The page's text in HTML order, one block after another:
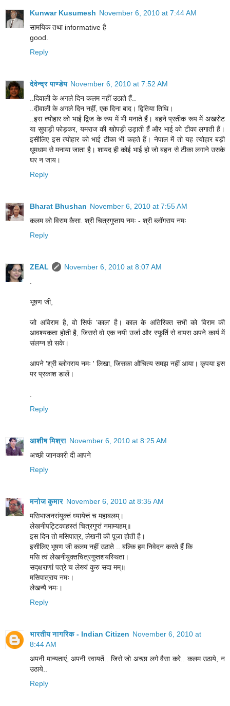
Kunwar Kusumesh November 6, 2010 at 7:44 AM
सामयिक तथा informative है
good.
Reply
देवेन्द्र पाण्डेय November 6, 2010 at 7:52 AM
..दिवाली के अगले दिन कलम नहीं उठाते हैं..
..दीवाली के अगले दिन नहीं, एक दिना बाद। द्वितिया तिथि।
..इस त्योहार को भाई द्विज के रूप में भी मनाते हैं। बहने प्रतीक रूप में अखरोट
या सुपाड़ी फोड़कर, यमराज की खोपड़ी उड़ाती हैं और भाई को टीका लगाती हैं।
इसीलिए इस त्योहार को भाई टीका भी कहते हैं। नेपाल में तो यह त्योहार बड़ी
धूमधाम से मनाया जाता है। शायद ही कोई भाई हो जो बहन से टीका लगाने उसके
घर न जाय।
Reply
Bharat Bhushan November 6, 2010 at 7:55 AM
कलम को विराम कैसा. श्री चित्रगुप्ताय नमः - श्री ब्लॉगराय नमः
Reply
ZEAL
November 6, 2010 at 8:07 AM
भूषण जी,
जो अविराम है, वो सिर्फ 'काल' है। काल के अतिरिक्त सभी को विराम की
आवश्यकता होती है, जिससे वो एक नयी उर्जा और स्फूर्ति से वापस अपने कार्य में
संलग्न हो सके।
आपने 'श्री ब्लोगराय नमः ' लिखा, जिसका औचित्य समझ नहीं आया। कृपया इस
पर प्रकाश डालें।
Reply
आशीष मिश्रा November 6, 2010 at 8:25 AM
अच्छी जानकारी दी आपने
Reply
मनोज कुमार November 6, 2010 at 8:35 AM
मसिभाजनसंयुक्तं ध्यायेत्तं च महाबलम्‌।
लेखनीपट्टिकाहस्तं चित्रगुप्तं नमाम्यहम्‌॥
इस दिन तो मसिपात्र, लेखनी की पूजा होती है।
इसीलिए भूषण जी कलम नहीं उठाते .. बल्कि हम निवेदन करते हैं कि
मसि त्वं लेखनीयुक्तचित्रगुप्तशयस्थिता।
सद्क्षराणां पत्रे च लेख्यं कुरु सदा मम्‌॥
मसिपात्राय नमः।
लेखन्यै नमः।
Reply
भारतीय नागरिक - Indian Citizen November 6, 2010 at
8:44 AM
अपनी मान्यताएं, अपनी रवायतें.. जिसे जो अच्छा लगे वैसा करे.. कलम उठाये, न
उठाये..
Reply